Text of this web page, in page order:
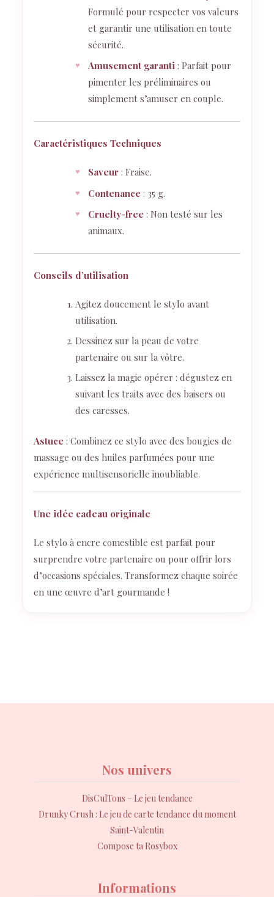
Formulé pour respecter vos valeurs
et garantir une utilisation en toute
sécurité.
Amusement garanti: Parfait pour
pimenter les préliminaires ou
simplement s’amuser en couple.
Caractéristiques Techniques
Saveur: Fraise.
Contenance: 35 g.
Cruelty-free: Non testé sur les
animaux.
Conseils d’utilisation
Agitez doucement le stylo avant
utilisation.
Dessinez sur la peau de votre
partenaire ou sur la vôtre.
Laissez la magie opérer : dégustez en
suivant les traits avec des baisers ou
des caresses.
Astuce : Combinez ce stylo avec des bougies de
massage ou des huiles parfumées pour une
expérience multisensorielle inoubliable.
Une idée cadeau originale
Le stylo à encre comestible est parfait pour
surprendre votre partenaire ou pour offrir lors
d’occasions spéciales. Transformez chaque soirée
en une œuvre d’art gourmande !
Nos univers
DisCulTons – Le jeu tendance
Drunky Crush : Le jeu de carte tendance du moment
Saint-Valentin
Compose ta Rosybox
Informations